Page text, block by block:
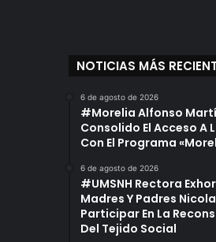
NOTICIAS MÁS
6 de agosto de 2026
#Morelia Alfonso
Consolido El Acceso A
Con El Programa
6 de agosto de 2026
#UMSNH Rectora
Madres Y Padres
Participar En La
Del Tejido Social